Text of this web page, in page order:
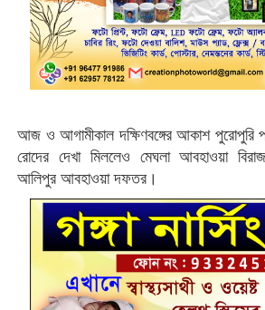
আজ ও আগামীকাল দক্ষিণবঙ্গের আকাশ পুরোপুরি
রোদের দেখা মিললেও মেঘলা আবহাওয়া
আলিপুর আবহাওয়া দফতর।